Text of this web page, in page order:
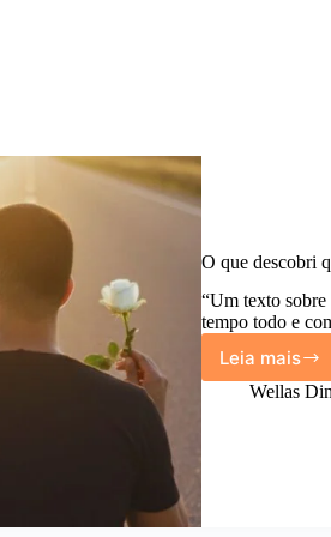
O que descobri
“Um texto sobre
tempo todo e
Leia mais
O
que
Wellas